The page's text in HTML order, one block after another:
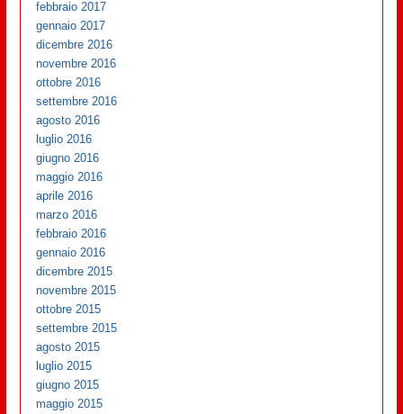
febbraio 2017
gennaio 2017
dicembre 2016
novembre 2016
ottobre 2016
settembre 2016
agosto 2016
luglio 2016
giugno 2016
maggio 2016
aprile 2016
marzo 2016
febbraio 2016
gennaio 2016
dicembre 2015
novembre 2015
ottobre 2015
settembre 2015
agosto 2015
luglio 2015
giugno 2015
maggio 2015